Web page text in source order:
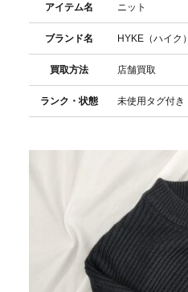
アイテム名 ニット
ブランド名 HYKE（ハイク）
買取方法 店舗買取
ランク・状態 未使用タグ付き